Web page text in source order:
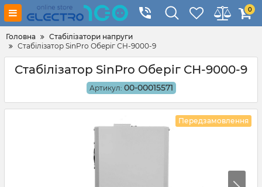
0
Головна
Стабілізатори напруги
Стабілізатор SinPro Оберіг СН-9000-9
Стабілізатор SinPro Оберіг СН-9000-9
Артикул: 00-00015571
Передзамовлення